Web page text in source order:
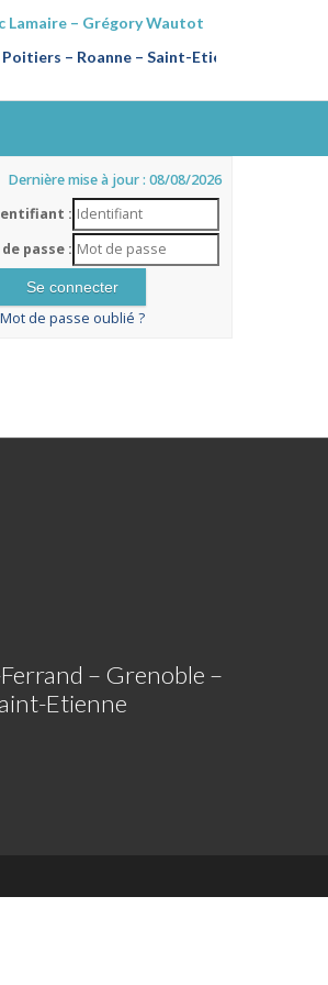
Lamaire – Grégory Wautot
Poitiers – Roanne – Saint-Etienne
Dernière mise à jour : 08/08/2026
:
passe :
Mot de passe oublié ?
– Grenoble –
Etienne